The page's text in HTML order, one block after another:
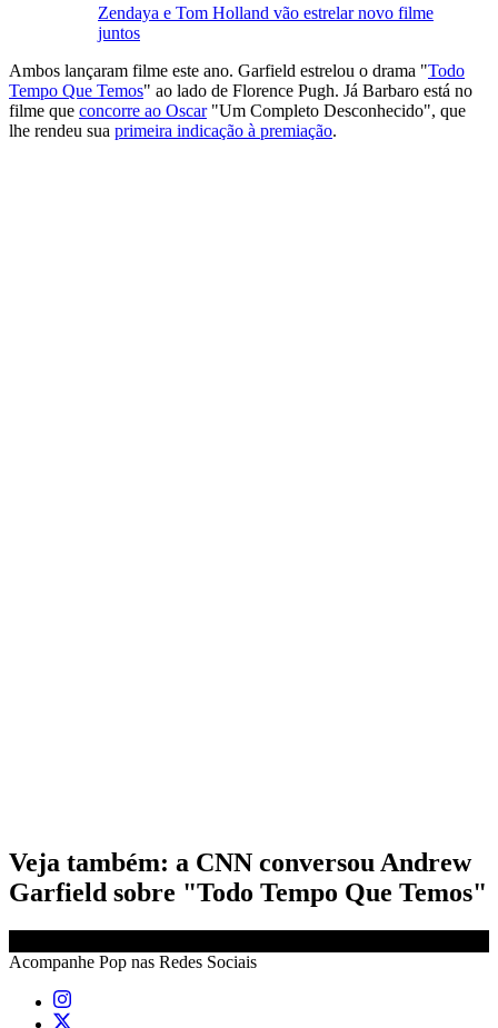
Zendaya e Tom Holland vão estrelar novo filme
juntos
Ambos lançaram filme este ano. Garfield estrelou o drama "Todo
Tempo Que Temos" ao lado de Florence Pugh. Já Barbaro está no
filme que concorre ao Oscar"Um Completo Desconhecido", que
lhe rendeu sua primeira indicação à premiação.
Veja também: a CNN conversou Andrew
Garfield sobre "Todo Tempo Que Temos"
Acompanhe Pop nas Redes Sociais